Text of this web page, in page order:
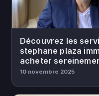
Découvrez les
stephane plaza
acheter
10 novembre 2025